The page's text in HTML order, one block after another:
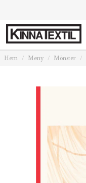
Hem Meny Mönster